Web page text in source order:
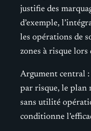
justifie des
d’exemple,
les opérations de
zones à risque lors
Argument central :
par risque, le plan
sans utilité
conditionne